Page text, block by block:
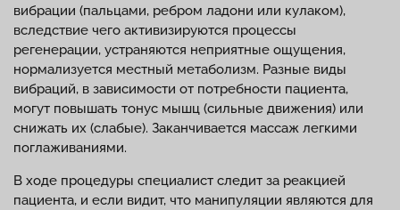
вибрации (пальцами, ребром ладони или кулаком),
вследствие чего активизируются процессы
регенерации, устраняются неприятные ощущения,
нормализуется местный метаболизм. Разные виды
вибраций, в зависимости от потребности пациента,
могут повышать тонус мышц (сильные движения) или
снижать их (слабые). Заканчивается массаж легкими
поглаживаниями.
В ходе процедуры специалист следит за реакцией
пациента, и если видит, что манипуляции являются для